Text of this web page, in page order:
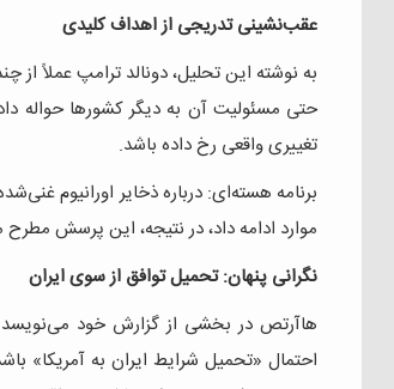
عقب‌نشینی تدریجی از اهداف کلیدی
به نوشته این تحلیل، دونالد ترامپ عملاً
حتی مسئولیت آن به دیگر کشورها حواله
تغییری واقعی رخ داده باشد.
برنامه هسته‌ای: درباره ذخایر اورانیوم
موارد ادامه داد، در نتیجه، این پرسش
نگرانی پنهان: تحمیل توافق از سوی ایران
هاآرتص در بخشی از گزارش خود می‌نویسد
احتمال «تحمیل شرایط ایران به آمریکا»